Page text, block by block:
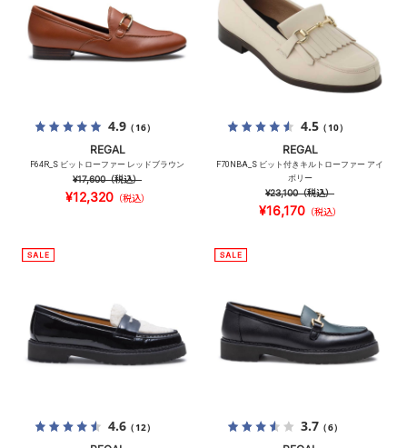
4.9（16）
REGAL
F64R_S ビットローファー レッドブラウン
¥17,600（税込）
¥12,320（税込）
4.5（10）
REGAL
F70NBA_S ビット付きキルトローファー アイ
ボリー
¥23,100（税込）
¥16,170（税込）
4.6（12） 3.7（6）